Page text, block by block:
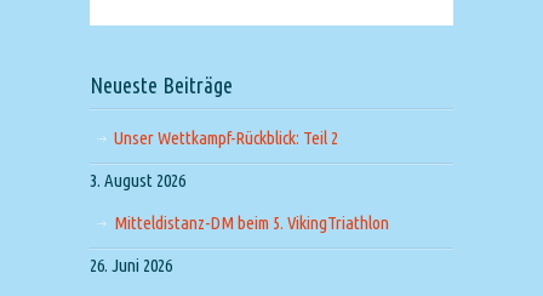
Neueste Beiträge
Unser Wettkampf-Rückblick: Teil 2
3. August 2026
Mitteldistanz-DM beim 5. VikingTriathlon
26. Juni 2026